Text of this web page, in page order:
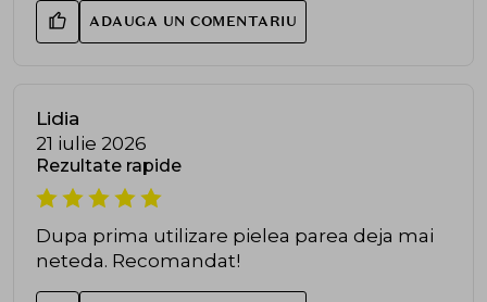
ADAUGA UN COMENTARIU
Lidia
21 iulie 2026
Rezultate rapide
Dupa prima utilizare pielea parea deja mai
neteda. Recomandat!